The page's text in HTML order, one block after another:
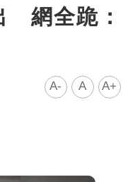
網全跪：
A- A A+